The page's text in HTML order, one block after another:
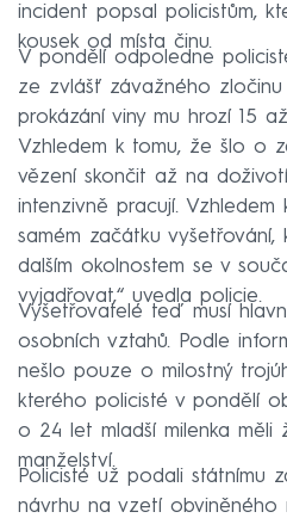
incident popsal policistům,
kousek od místa činu.
V pondělí odpoledne
ze zvlášť závažného
prokázání viny mu hrozí 15
Vzhledem k tomu, že šlo o
vězení skončit až na
intenzivně pracují.
samém začátku
dalším okolnostem se v
vyjadřovat,“ uvedla policie.
Vyšetřovatelé teď musí
osobních vztahů. Podle
nešlo pouze o milostný
kterého policisté v pondělí
o 24 let mladší milenka měli
manželství.
Policisté už podali státnímu
návrhu na vzetí obviněného